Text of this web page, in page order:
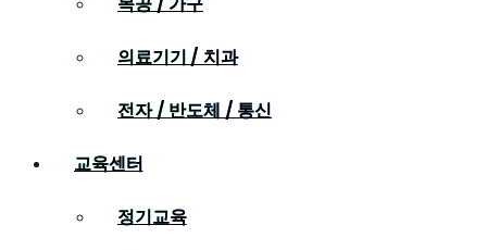
의료기기 / 치과
전자 / 반도체 / 통신
교육센터
정기교육